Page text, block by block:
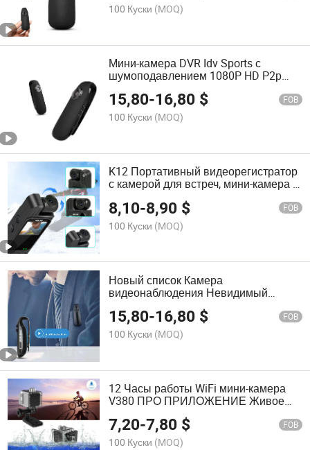
100 Куски (MOQ)
Мини-камера DVR Idv Sports с
шумоподавлением 1080P HD P2p
WiFi камера видеонаблюдения
15,80-16,80 $ FOB
100 Куски (MOQ)
K12 Портативный видеорегистратор
с камерой для встреч, мини-камера в
8,10-8,90 $ FOB
100 Куски (MOQ)
Новый список Камера
видеонаблюдения Невидимый
Снижение шума Перезаряжаемая
Безопасность IP 1080P HD Камера
15,80-16,80 $ FOB
100 Куски (MOQ)
12 Часы работы WiFi мини-камера
V380 ПРО ПРИЛОЖЕНИЕ Живое
ночное видение Маленькая CCTV
камера
7,20-7,80 $ FOB
100 Куски (MOQ)